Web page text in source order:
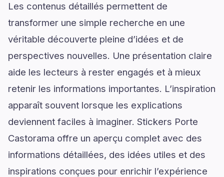
Les contenus détaillés permettent de
transformer une simple recherche en une
véritable découverte pleine d’idées et de
perspectives nouvelles. Une présentation claire
aide les lecteurs à rester engagés et à mieux
retenir les informations importantes. L’inspiration
apparaît souvent lorsque les explications
deviennent faciles à imaginer. Stickers Porte
Castorama offre un aperçu complet avec des
informations détaillées, des idées utiles et des
inspirations conçues pour enrichir l’expérience